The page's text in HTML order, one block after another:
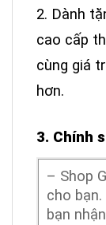
2. Dành
cao cấp
cùng giá
hơn.
3. Chính
– Shop
cho
bạn